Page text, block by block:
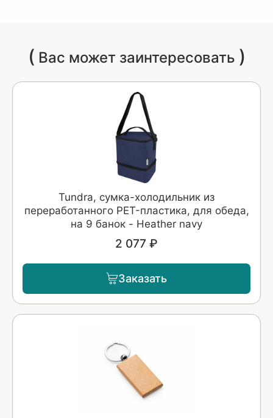
( Вас может заинтересовать )
Tundra, сумка-холодильник из
переработанного PET-пластика, для обеда,
на 9 банок - Heather navy
2 077 ₽
Заказать